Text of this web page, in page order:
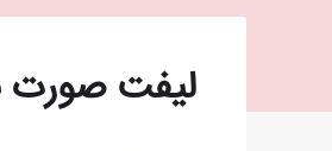
لیفت صورت